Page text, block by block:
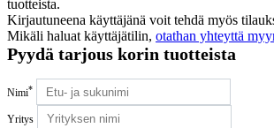
tuotteista.
Kirjautuneena käyttäjänä voit tehdä myös
Mikäli haluat käyttäjätilin, otathan yhteyttä
Pyydä tarjous korin tuotteista
Nimi*
Yritys